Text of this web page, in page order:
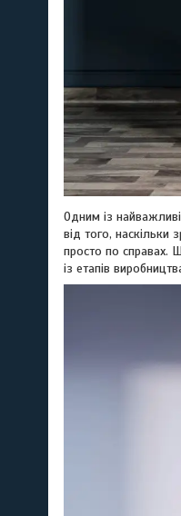
Одним із
від того,
просто по справах.
із етапів